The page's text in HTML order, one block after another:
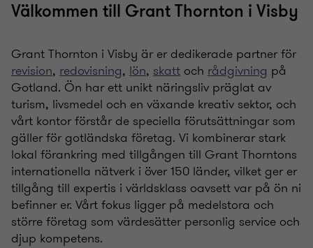
Välkommen till Grant Thornton i Visby
Grant Thornton i Visby är er dedikerade partner för
revision, redovisning, lön, skatt och rådgivning på
Gotland. Ön har ett unikt näringsliv präglat av
turism, livsmedel och en växande kreativ sektor, och
vårt kontor förstår de speciella förutsättningar som
gäller för gotländska företag. Vi kombinerar stark
lokal förankring med tillgången till Grant Thorntons
internationella nätverk i över 150 länder, vilket ger er
tillgång till expertis i världsklass oavsett var på ön ni
befinner er. Vårt fokus ligger på medelstora och
större företag som värdesätter personlig service och
djup kompetens.